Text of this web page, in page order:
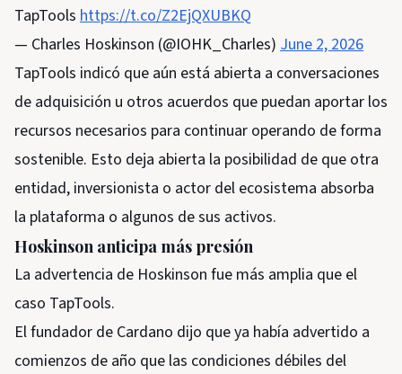
TapTools https://t.co/Z2EjQXUBKQ
— Charles Hoskinson (@IOHK_Charles) June 2, 2026
TapTools indicó que aún está abierta a conversaciones
de adquisición u otros acuerdos que puedan aportar los
recursos necesarios para continuar operando de forma
sostenible. Esto deja abierta la posibilidad de que otra
entidad, inversionista o actor del ecosistema absorba
la plataforma o algunos de sus activos.
Hoskinson anticipa más presión
La advertencia de Hoskinson fue más amplia que el
caso TapTools.
El fundador de Cardano dijo que ya había advertido a
comienzos de año que las condiciones débiles del